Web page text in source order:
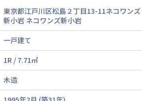
東京都江戸川区松島２丁目13-11ネコワンズ
新小岩 ネコワンズ新小岩
一戸建て
1R / 7.71㎡
木造